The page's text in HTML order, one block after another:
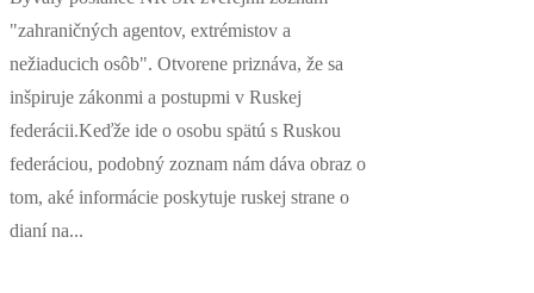
"zahraničných agentov, extrémistov a
nežiaducich osôb". Otvorene priznáva, že sa
inšpiruje zákonmi a postupmi v Ruskej
federácii.Keďže ide o osobu spätú s Ruskou
federáciou, podobný zoznam nám dáva obraz o
tom, aké informácie poskytuje ruskej strane o
dianí na...